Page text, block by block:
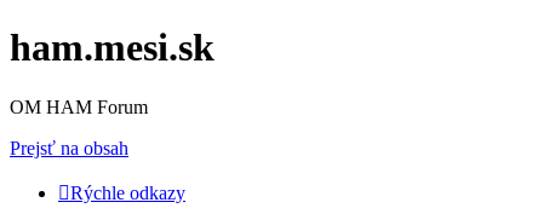
ham.mesi.sk
OM HAM Forum
Prejsť na obsah
Rýchle odkazy